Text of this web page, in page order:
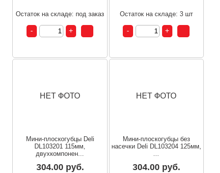
Остаток на складе: под заказ Остаток на складе: 3 шт
НЕТ ФОТО
Мини-плоскогубцы Deli
DL103201 115мм,
двухкомпонен...
304.00 руб.
НЕТ ФОТО
Мини-плоскогубцы без
насечки Deli DL103204 125мм,
...
304.00 руб.